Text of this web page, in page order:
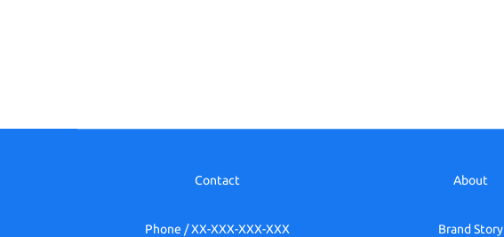
Contact
Phone / XX-XXX-XXX-XXX
About
Brand Story